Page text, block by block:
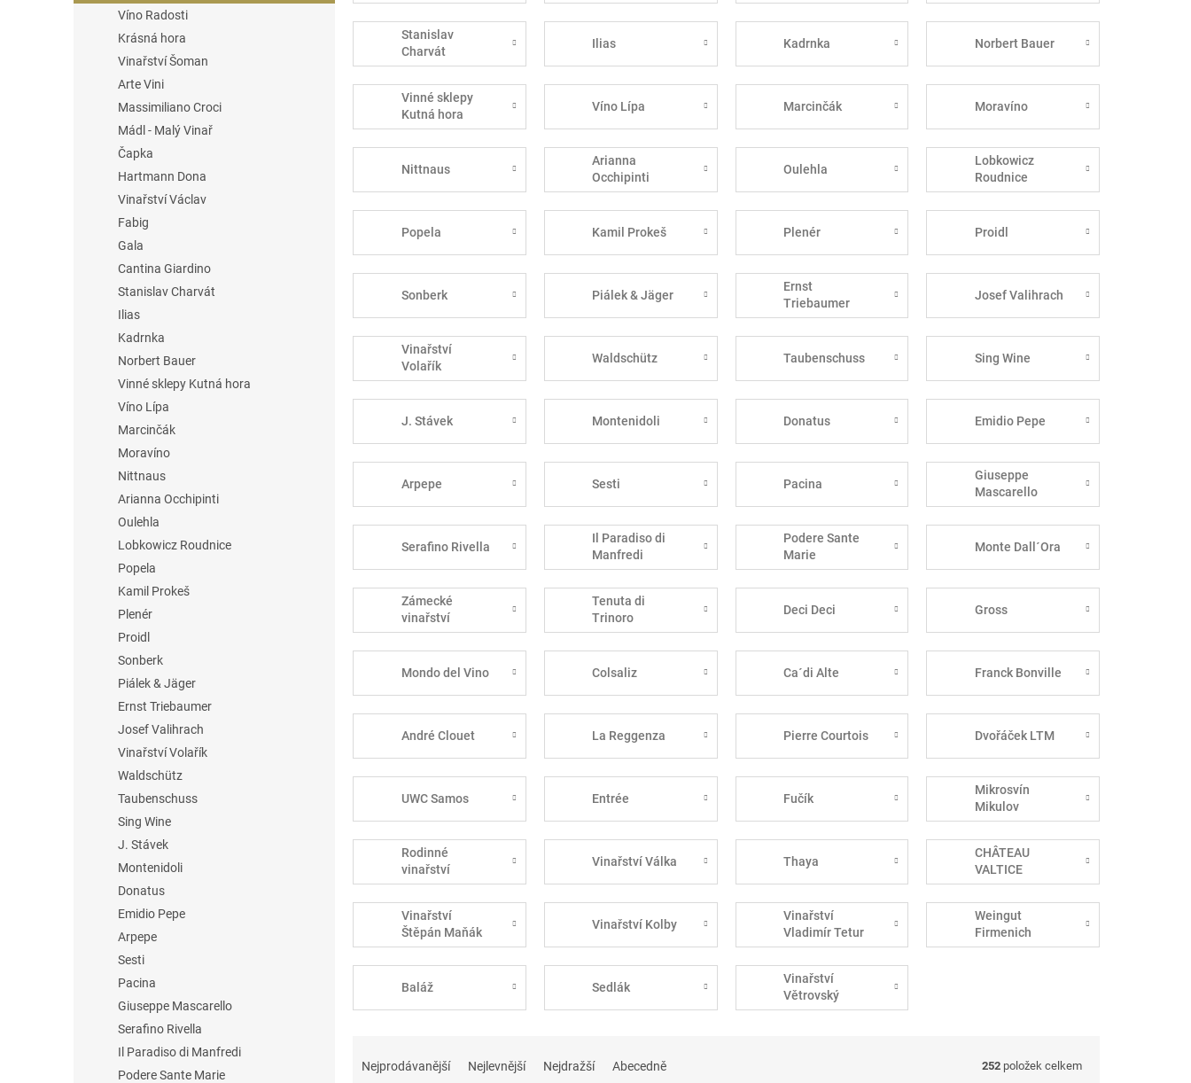
Víno Radosti
Krásná hora
Vinařství Šoman
Arte Vini
Massimiliano Croci
Mádl - Malý Vinař
Čapka
Hartmann Dona
Vinařství Václav
Fabig
Gala
Cantina Giardino
Stanislav Charvát
Ilias
Kadrnka
Norbert Bauer
Vinné sklepy Kutná hora
Víno Lípa
Marcinčák
Moravíno
Nittnaus
Arianna Occhipinti
Oulehla
Lobkowicz Roudnice
Popela
Kamil Prokeš
Plenér
Proidl
Sonberk
Piálek & Jäger
Ernst Triebaumer
Josef Valihrach
Vinařství Volařík
Waldschütz
Taubenschuss
Sing Wine
J. Stávek
Montenidoli
Donatus
Emidio Pepe
Arpepe
Sesti
Pacina
Giuseppe Mascarello
Serafino Rivella
Il Paradiso di Manfredi
Podere Sante Marie
Stanislav
Charvát
Ilias Kadrnka Norbert Bauer
Vinné sklepy
Kutná hora
Víno Lípa Marcinčák Moravíno
Nittnaus
Arianna
Occhipinti
Oulehla
Lobkowicz
Roudnice
Popela Kamil Prokeš Plenér Proidl
Sonberk Piálek & Jäger
Ernst
Triebaumer
Josef Valihrach
Vinařství
Volařík
Waldschütz Taubenschuss Sing Wine
J. Stávek Montenidoli Donatus Emidio Pepe
Arpepe Sesti Pacina
Giuseppe
Mascarello
Serafino Rivella
Il Paradiso di
Manfredi
Podere Sante
Marie
Monte Dall´Ora
Zámecké
vinařství
Bzenec
Tenuta di
Trinoro
Deci Deci Gross
Mondo del Vino Colsaliz Ca´di Alte Franck Bonville
André Clouet La Reggenza Pierre Courtois Dvořáček LTM
UWC Samos Entrée Fučík
Mikrosvín
Mikulov
Rodinné
vinařství
Špalek
Vinařství Válka Thaya
CHÂTEAU
VALTICE
Vinařství
Štěpán Maňák
Vinařství Kolby
Vinařství
Vladimír Tetur
Weingut
Firmenich
Baláž Sedlák
Vinařství
Větrovský
Nejprodávanější Nejlevnější Nejdražší Abecedně 252 položek celkem